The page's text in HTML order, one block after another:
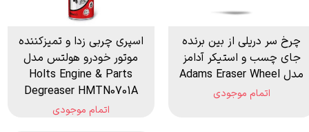
چرخ سر دریلی از بین برنده
جای چسب و استیکر آدامز
مدل Adams Eraser Wheel
اتمام موجودی
اسپری چربی زدا و تمیزکننده
موتور خودرو هولتس مدل
Holts Engine & Parts
Degreaser HMTN0701A
اتمام موجودی